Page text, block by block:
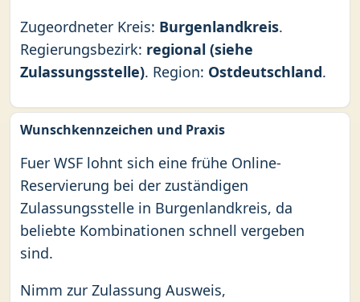
Zugeordneter Kreis: Burgenlandkreis.
Regierungsbezirk: regional (siehe
Zulassungsstelle). Region: Ostdeutschland.
Wunschkennzeichen und Praxis
Fuer WSF lohnt sich eine frühe Online-
Reservierung bei der zuständigen
Zulassungsstelle in Burgenlandkreis, da
beliebte Kombinationen schnell vergeben
sind.
Nimm zur Zulassung Ausweis,